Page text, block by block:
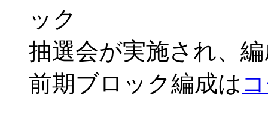
ック
抽選会が実施され、
前期ブロック編成は